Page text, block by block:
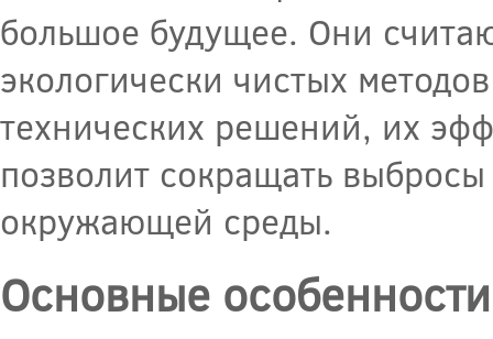
большое будущее. Они
экологически чистых
технических решений, их
позволит сокращать
окружающей среды.
Основные